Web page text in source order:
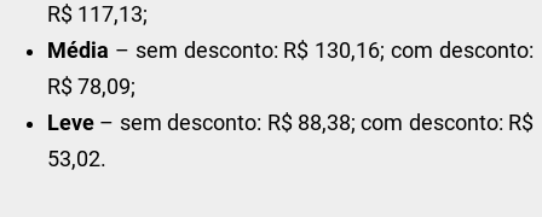
R$ 117,13;
Média – sem desconto: R$ 130,16; com desconto:
R$ 78,09;
Leve – sem desconto: R$ 88,38; com desconto: R$
53,02.